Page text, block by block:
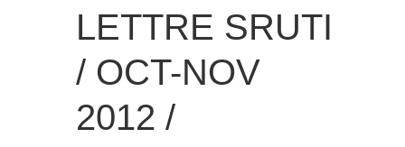
LETTRE SRUTI
/ OCT-NOV
2012 /